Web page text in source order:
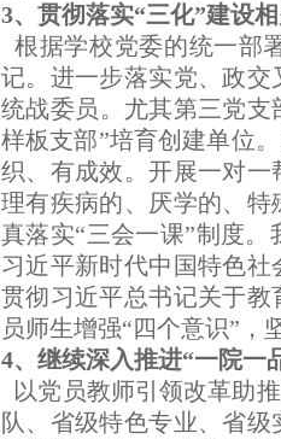
3、贯彻落实“三化”建设
根据学校党委的统一部
记。进一步落实党、政
统战委员。尤其第三党支
样板支部”培育创建单位
织、有成效。开展一对
理有疾病的、厌学的、
真落实“三会一课”制度
习近平新时代中国特色
贯彻习近平总书记关于
员师生增强“四个意识”，
4、继续深入推进“一院一
以党员教师引领改革助
队、省级特色专业、省